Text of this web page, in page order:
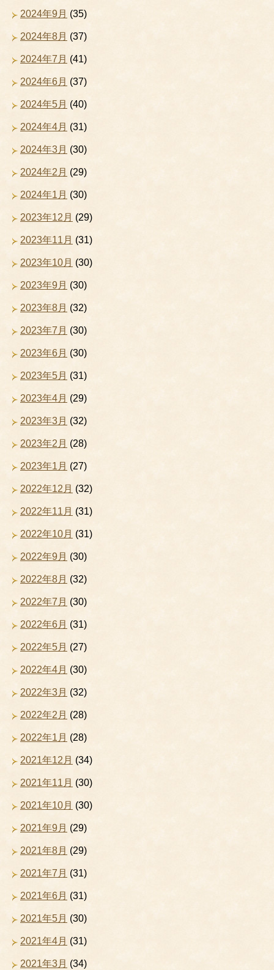
2024年9月 (35)
2024年8月 (37)
2024年7月 (41)
2024年6月 (37)
2024年5月 (40)
2024年4月 (31)
2024年3月 (30)
2024年2月 (29)
2024年1月 (30)
2023年12月 (29)
2023年11月 (31)
2023年10月 (30)
2023年9月 (30)
2023年8月 (32)
2023年7月 (30)
2023年6月 (30)
2023年5月 (31)
2023年4月 (29)
2023年3月 (32)
2023年2月 (28)
2023年1月 (27)
2022年12月 (32)
2022年11月 (31)
2022年10月 (31)
2022年9月 (30)
2022年8月 (32)
2022年7月 (30)
2022年6月 (31)
2022年5月 (27)
2022年4月 (30)
2022年3月 (32)
2022年2月 (28)
2022年1月 (28)
2021年12月 (34)
2021年11月 (30)
2021年10月 (30)
2021年9月 (29)
2021年8月 (29)
2021年7月 (31)
2021年6月 (31)
2021年5月 (30)
2021年4月 (31)
2021年3月 (34)